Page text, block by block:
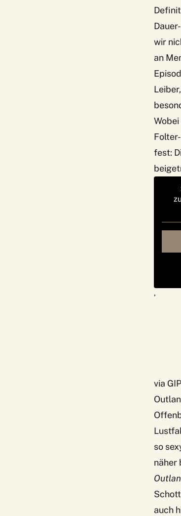
wir
an
Wobei
fest:
‚
via
so
näher
auch